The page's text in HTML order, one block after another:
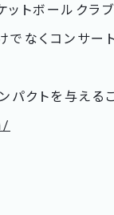
ットボールクラ
なくコンサー
クトを与える